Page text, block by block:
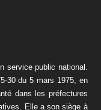
service public national.
30 du 5 mars 1975, en
dans les préfectures
Elle a son siège à